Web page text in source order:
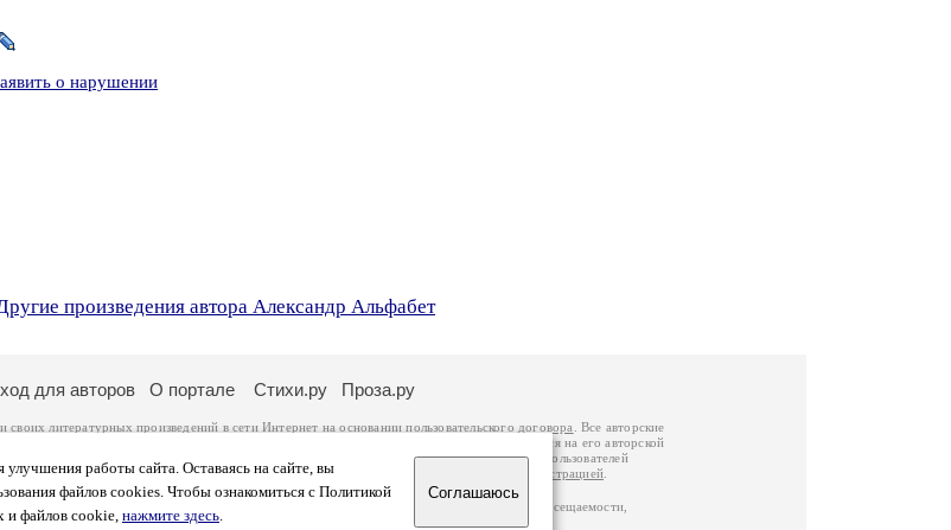
о нарушении
произведения автора Александр Альфабет
работы сайта. Оставаясь на сайте, вы
файлов cookies. Чтобы ознакомиться с Политикой
и файлов cookie, нажмите здесь.
Соглашаюсь
для авторов О портале Стихи.ру Проза.ру
своих литературных произведений в сети Интернет на основаниипользовательского договора
. Все авторские
произведений возможна только с согласия его автора, к которому вы можете обратиться на его авторской
на основании
законодательства Российской Федерации. Данные пользователей
также можете посмотреть более подробнуюинформацию о портале связаться с администрацией
в общей сумме просматривают более полумиллиона страниц по данным счетчика посещаемости,
количество просмотров и количество посетителей.